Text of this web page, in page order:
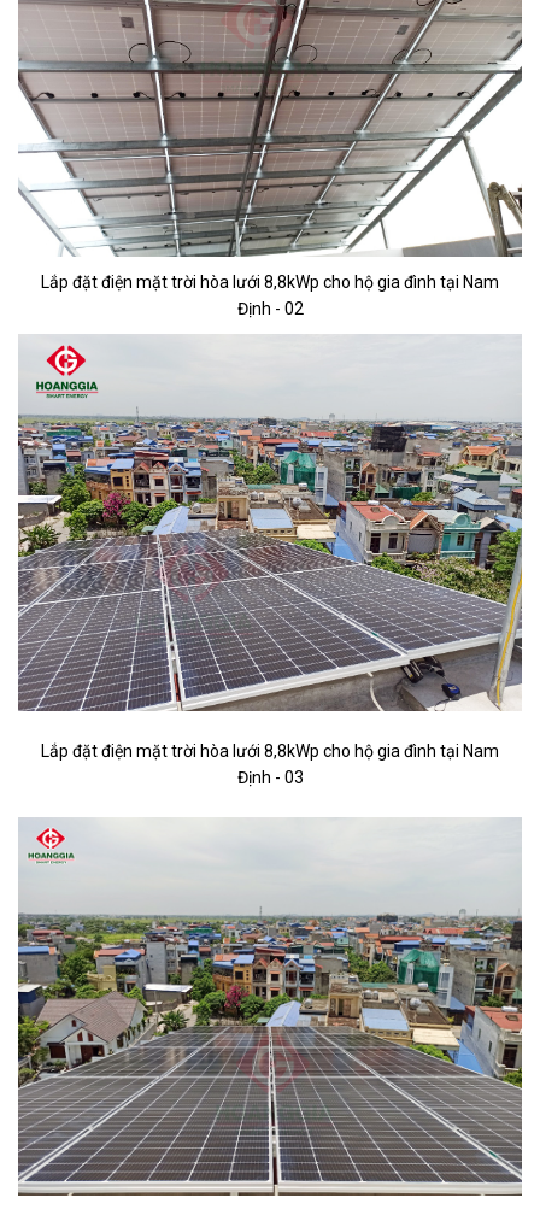
Lắp đặt điện mặt trời hòa lưới 8,8kWp cho hộ gia đình tại Nam
Định - 02
Lắp đặt điện mặt trời hòa lưới 8,8kWp cho hộ gia đình tại Nam
Định - 03